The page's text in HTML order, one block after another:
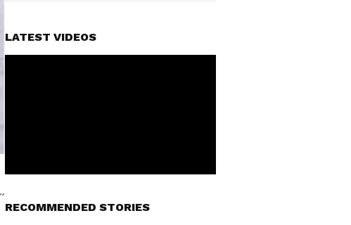
LATEST VIDEOS
RECOMMENDED STORIES